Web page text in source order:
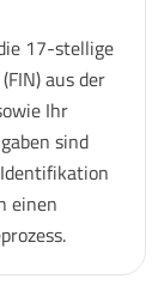
17-stellige
aus der
Ihr
sind
einen